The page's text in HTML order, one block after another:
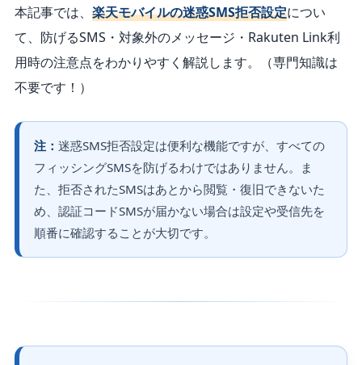
本記事では、 楽天モバイルの迷惑SMS拒否設定につい
て、防げるSMS・対象外のメッセージ・Rakuten Link利
用時の注意点をわかりやすく解説します。
（専門知識は
不要です！）
注： 迷惑SMS拒否設定は便利な機能ですが、すべての
フィッシングSMSを防げるわけではありません。ま
た、拒否されたSMSはあとから閲覧・復旧できないた
め、認証コードSMSが届かない場合は設定や受信先を
順番に確認することが大切です。